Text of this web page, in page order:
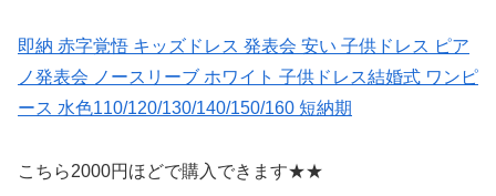
即納 赤字覚悟 キッズドレス 発表会 安い 子供ドレス ピア
ノ発表会 ノースリーブ ホワイト 子供ドレス結婚式 ワンピ
ース 水色110/120/130/140/150/160 短納期
こちら2000円ほどで購入できます★★